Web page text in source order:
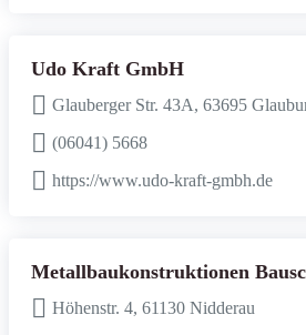
Udo Kraft GmbH
Glauberger Str. 43A, 63695
(06041) 5668
https://www.udo-kraft-gmbh.de
Metallbaukonstruktionen
Höhenstr. 4, 61130 Nidderau